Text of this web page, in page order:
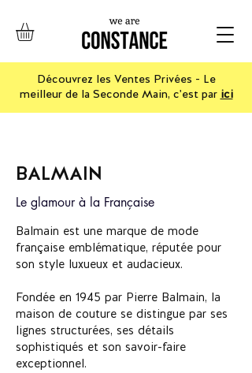
Découvrez les Ventes Privées - Le
meilleur de la Seconde Main, c'est par ici
BALMAIN
Le glamour à la Française
Balmain est une marque de mode
française emblématique, réputée pour
son style luxueux et audacieux.
Fondée en 1945 par Pierre Balmain, la
maison de couture se distingue par ses
lignes structurées, ses détails
sophistiqués et son savoir-faire
exceptionnel.